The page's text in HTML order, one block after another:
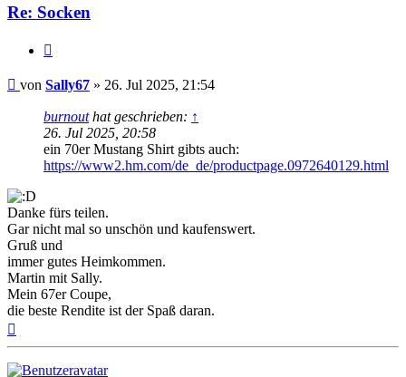
Re: Socken
Beitrag
von Sally67 » 26. Jul 2025, 21:54
burnouthat geschrieben: ↑
26. Jul 2025, 20:58
ein 70er Mustang Shirt gibts auch:
https://www2.hm.com/de_de/productpage.0972640129.html
Danke fürs teilen.
Gar nicht mal so unschön und kaufenswert.
Gruß und
immer gutes Heimkommen.
Martin mit Sally.
Mein 67er Coupe,
die beste Rendite ist der Spaß daran.